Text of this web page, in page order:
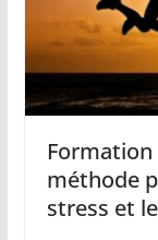
Formation
méthode
stress et